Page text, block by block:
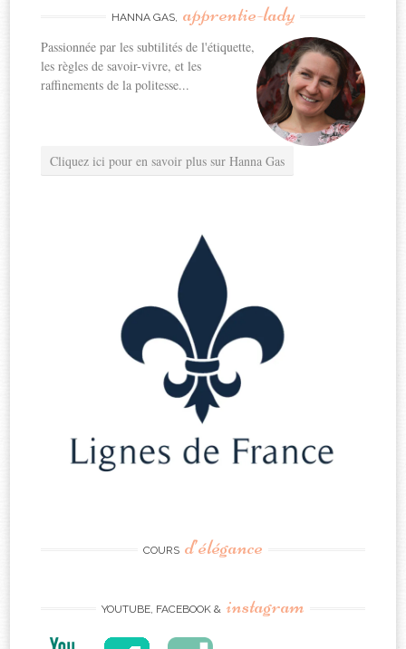
HANNA GAS, apprentie-lady
Passionnée par les subtilités de l'étiquette,
les règles de savoir-vivre, et les
raffinements de la politesse...
Cliquez ici pour en savoir plus sur Hanna Gas
COURS d’élégance
YOUTUBE, FACEBOOK & instagram